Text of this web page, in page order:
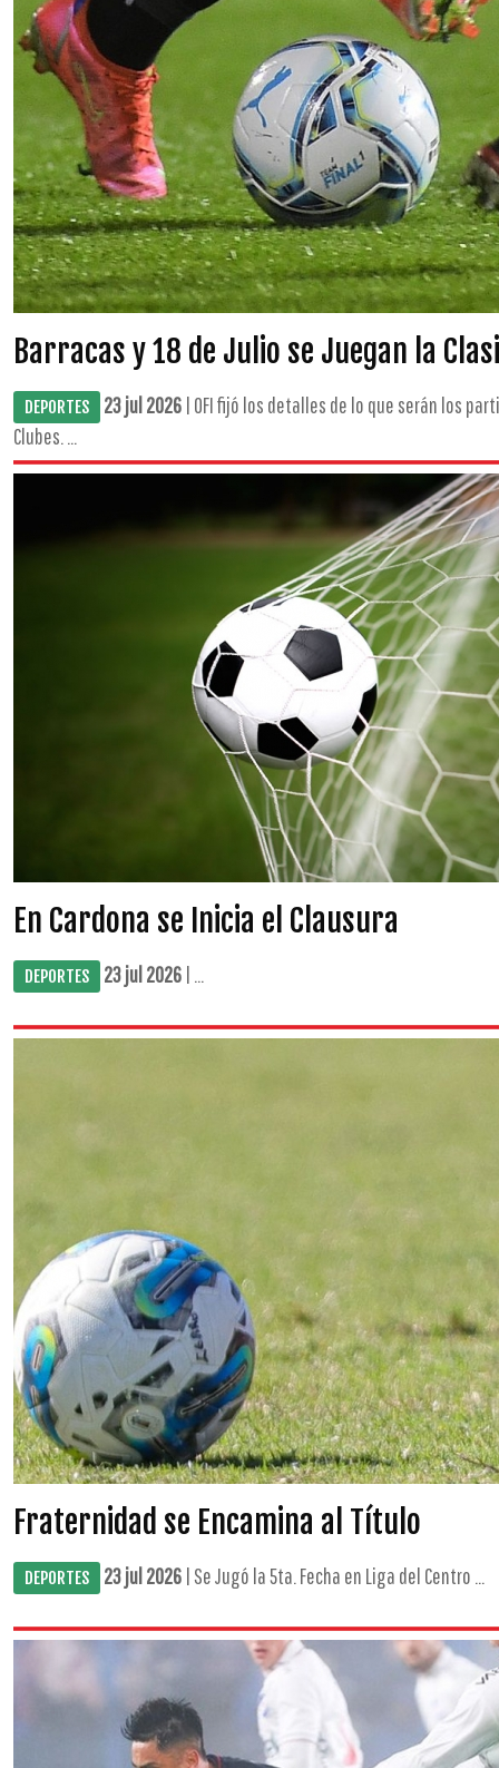
Barracas y 18 de Julio se Juegan la
DEPORTES 23 jul 2026 | OFI fijó los detalles de lo que serán los
Clubes. ...
En Cardona se Inicia el Clausura
DEPORTES 23 jul 2026 | ...
Fraternidad se Encamina al Título
DEPORTES 23 jul 2026 | Se Jugó la 5ta. Fecha en Liga del Centro ...